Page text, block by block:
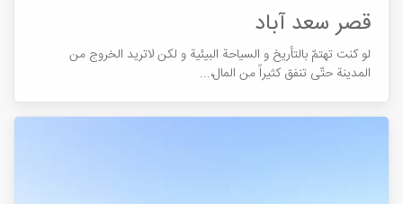
قصر سعد آباد
لو کنت تهتمّ بالتأریخ و السیاحة البیئية و لکن لاترید الخروج من
المدینة حتّی تنفق کثیراً من المال،...